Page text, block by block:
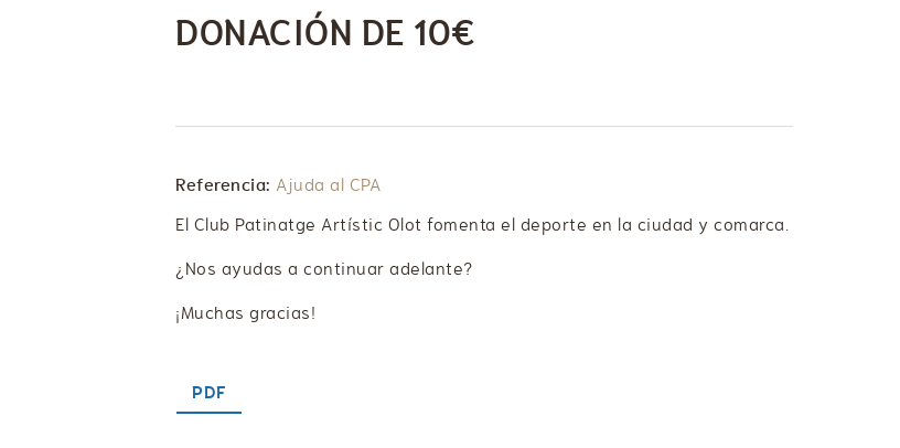
DONACIÓN DE 10€
Referencia: Ajuda al CPA
El Club Patinatge Artístic Olot fomenta el deporte en la ciudad y comarca.
¿Nos ayudas a continuar adelante?
¡Muchas gracias!
PDF